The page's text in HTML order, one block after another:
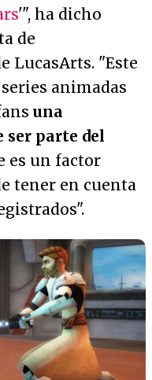
'", ha dicho
de
LucasArts. "Este
animadas
una
ser parte del
es un factor
tener en cuenta
".